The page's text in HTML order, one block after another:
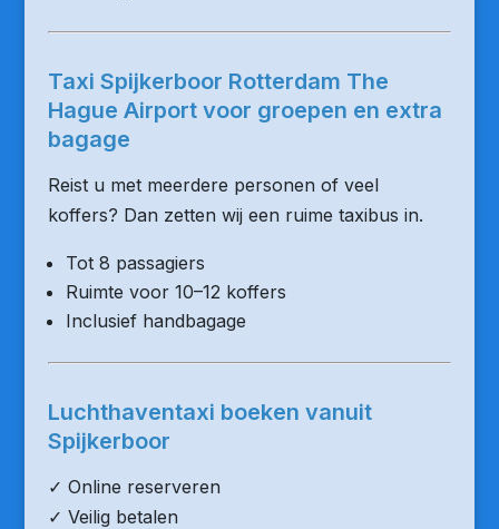
Taxi Spijkerboor Rotterdam The
Hague Airport voor groepen en extra
bagage
Reist u met meerdere personen of veel
koffers? Dan zetten wij een ruime taxibus in.
Tot 8 passagiers
Ruimte voor 10–12 koffers
Inclusief handbagage
Luchthaventaxi boeken vanuit
Spijkerboor
✓ Online reserveren
✓ Veilig betalen